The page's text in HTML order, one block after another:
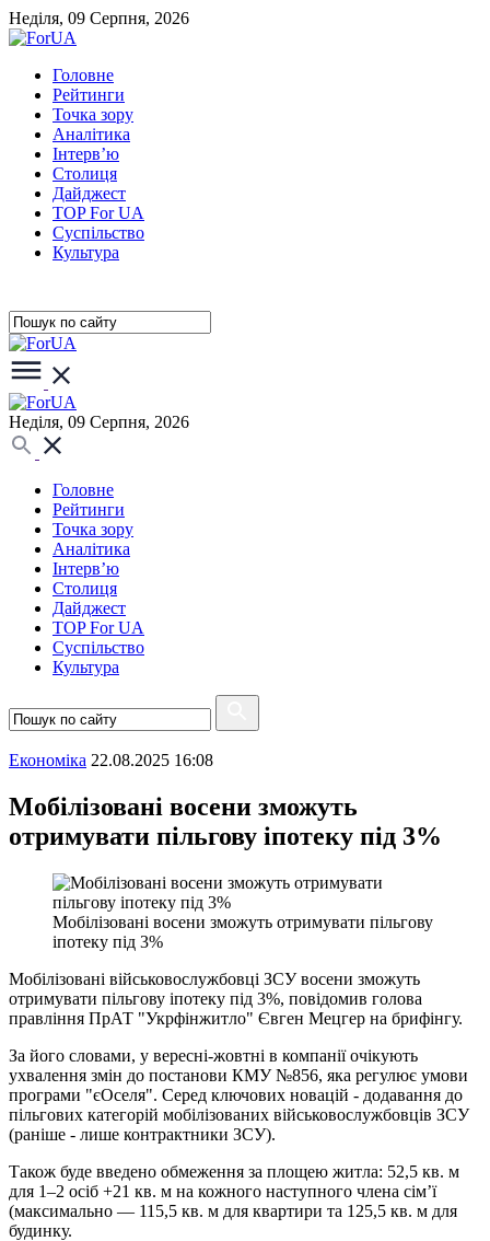
Неділя, 09 Серпня, 2026
Головне
Рейтинги
Точка зору
Аналітика
Інтерв’ю
Столиця
Дайджест
TOP For UA
Суспiльство
Культура
Неділя, 09 Серпня, 2026
Головне
Рейтинги
Точка зору
Аналітика
Інтерв’ю
Столиця
Дайджест
TOP For UA
Суспiльство
Культура
Економіка 22.08.2025 16:08
Мобілізовані восени зможуть
отримувати пільгову іпотеку під 3%
Мобілізовані восени зможуть отримувати пільгову
іпотеку під 3%
Мобілізовані військовослужбовці ЗСУ восени зможуть
отримувати пільгову іпотеку під 3%, повідомив голова
правління ПрАТ "Укрфінжитло" Євген Мецгер на брифінгу.
За його словами, у вересні-жовтні в компанії очікують
ухвалення змін до постанови КМУ №856, яка регулює умови
програми "єОселя". Серед ключових новацій - додавання до
пільгових категорій мобілізованих військовослужбовців ЗСУ
(раніше - лише контрактники ЗСУ).
Також буде введено обмеження за площею житла: 52,5 кв. м
для 1–2 осіб +21 кв. м на кожного наступного члена сім’ї
(максимально — 115,5 кв. м для квартири та 125,5 кв. м для
будинку.